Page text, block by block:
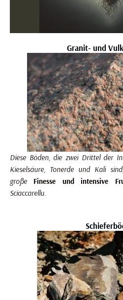
Granit- und
Diese Böden, die zwei Drittel der
Kieselsäure, Tonerde und Kali
große Finesse und intensive
Sciaccarellu.